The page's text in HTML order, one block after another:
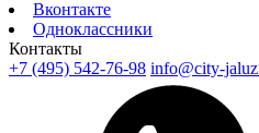
Вконтакте
Одноклассники
Контакты
+7 (495) 542-76-98 info@city-